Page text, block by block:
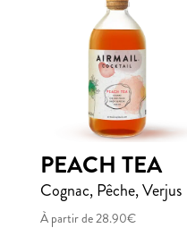
PEACH TEA
Cognac, Pêche, Verjus
À partir de28.90€